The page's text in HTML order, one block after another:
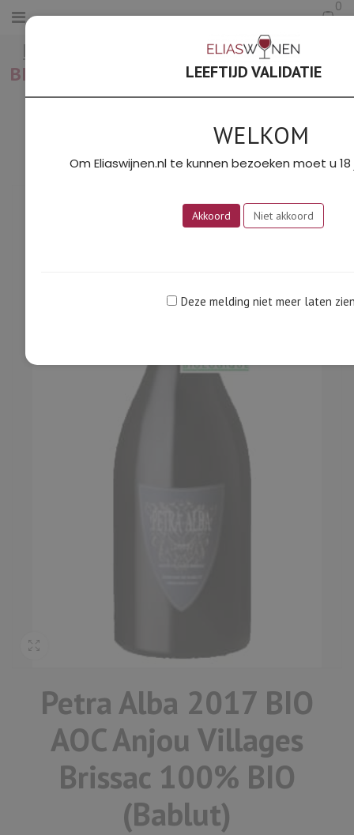
0
HOME
PETRA ALBA 2017
BIO AOC ANJOU VILLAGES BRISSAC 100%
BIO (BABLUT)
Petra Alba 2017 BIO
AOC Anjou Villages
Brissac 100% BIO
(Bablut)
LEEFTIJD VALIDATIE
WELKOM
Om Eliaswijnen.nl te kunnen bezoeken moet u
Akkoord Niet akkoord
Deze melding niet meer laten